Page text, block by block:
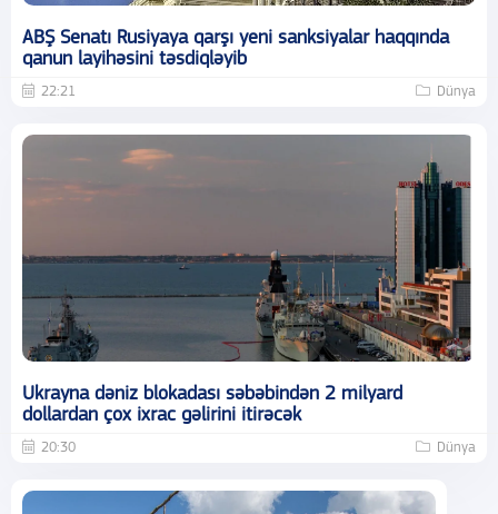
ABŞ Senatı Rusiyaya qarşı yeni sanksiyalar haqqında
qanun layihəsini təsdiqləyib
22:21 Dünya
Ukrayna dəniz blokadası səbəbindən 2 milyard
dollardan çox ixrac gəlirini itirəcək
20:30 Dünya